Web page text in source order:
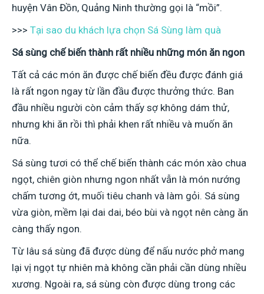
huyện Vân Đồn, Quảng Ninh thường gọi là “mồi”.
>>> Tại sao du khách lựa chọn Sá Sùng làm quà
Sá sùng chế biến thành rất nhiều những món ăn ngon
Tất cả các món ăn được chế biến đều được đánh giá
là rất ngon ngay từ lần đầu được thưởng thức. Ban
đầu nhiều người còn cảm thấy sợ không dám thử,
nhưng khi ăn rồi thì phải khen rất nhiều và muốn ăn
nữa.
Sá sùng tươi có thể chế biến thành các món xào chua
ngọt, chiên giòn nhưng ngon nhất vẫn là món nướng
chấm tương ớt, muối tiêu chanh và làm gỏi. Sá sùng
vừa giòn, mềm lại dai dai, béo bùi và ngọt nên càng ăn
càng thấy ngon.
Từ lâu sá sùng đã được dùng để nấu nước phở mang
lại vị ngọt tự nhiên mà không cần phải cần dùng nhiều
xương. Ngoài ra, sá sùng còn được dùng trong các